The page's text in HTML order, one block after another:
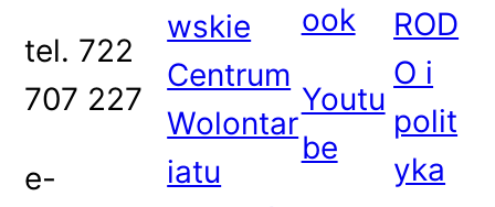
tel. 722
707 227
e-
wskie
Centrum
Wolontar
iatu
ook
Youtu
be
ROD
O i
polit
yka